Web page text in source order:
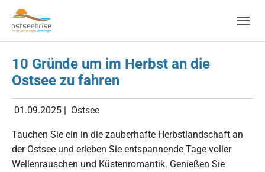
Skip to main navigation
Zum Hauptinhalt springen
Skip to page footer
10 Gründe um im Herbst an die
Ostsee zu fahren
01.09.2025 | Ostsee
Tauchen Sie ein in die zauberhafte Herbstlandschaft an
der Ostsee und erleben Sie entspannende Tage voller
Wellenrauschen und Küstenromantik. Genießen Sie